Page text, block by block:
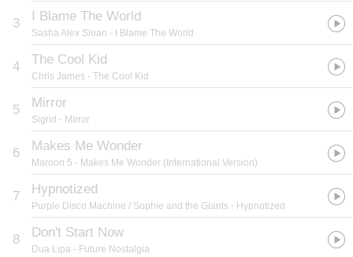
3 I Blame The World
Sasha Alex Sloan - I Blame The World
4 The Cool Kid
Chris James - The Cool Kid
5 Mirror
Sigrid - Mirror
6 Makes Me Wonder
Maroon 5 - Makes Me Wonder (International Version)
7 Hypnotized
Purple Disco Machine / Sophie and the Giants - Hypnotized
8 Don't Start Now
Dua Lipa - Future Nostalgia